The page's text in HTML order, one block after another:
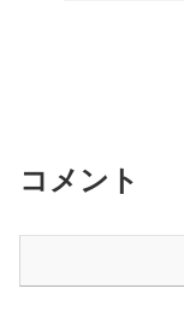
コメント